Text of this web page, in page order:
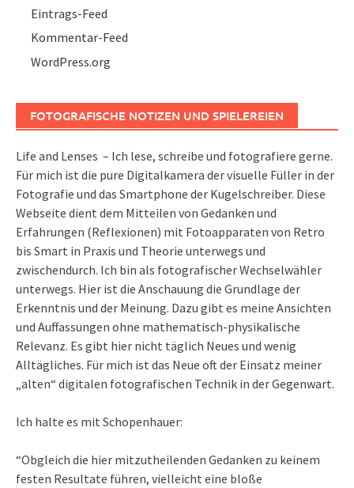
Eintrags-Feed
Kommentar-Feed
WordPress.org
FOTOGRAFISCHE NOTIZEN UND SPIELEREIEN
Life and Lenses – Ich lese, schreibe und fotografiere gerne.
Für mich ist die pure Digitalkamera der visuelle Füller in der
Fotografie und das Smartphone der Kugelschreiber. Diese
Webseite dient dem Mitteilen von Gedanken und
Erfahrungen (Reflexionen) mit Fotoapparaten von Retro
bis Smart in Praxis und Theorie unterwegs und
zwischendurch. Ich bin als fotografischer Wechselwähler
unterwegs. Hier ist die Anschauung die Grundlage der
Erkenntnis und der Meinung. Dazu gibt es meine Ansichten
und Auffassungen ohne mathematisch-physikalische
Relevanz. Es gibt hier nicht täglich Neues und wenig
Alltägliches. Für mich ist das Neue oft der Einsatz meiner
„alten“ digitalen fotografischen Technik in der Gegenwart.
Ich halte es mit Schopenhauer:
“Obgleich die hier mitzutheilenden Gedanken zu keinem
festen Resultate führen, vielleicht eine bloße